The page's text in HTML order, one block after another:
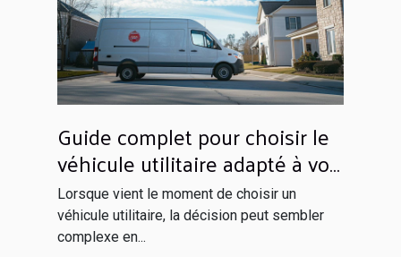
Guide complet pour choisir le
véhicule utilitaire adapté à vos
besoins
Lorsque vient le moment de choisir un
véhicule utilitaire, la décision peut sembler
complexe en...